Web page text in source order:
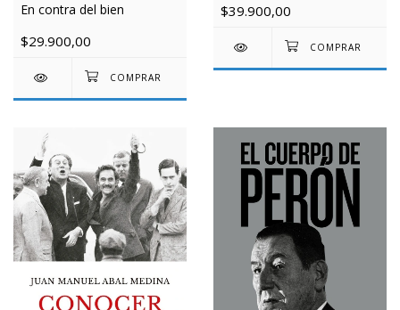
En contra del bien
$29.900,00
$39.900,00